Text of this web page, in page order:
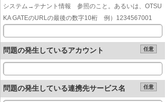
システム→テナント情報 参照のこと。あるいは、OTSU
KA GATEのURLの最後の数字10桁 例）1234567001
問題の発生しているアカウント 任意
問題の発生している連携先サービス名 任意